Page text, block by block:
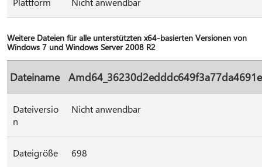
Weitere Dateien für alle unterstützten x64-basierten Versionen von
Windows 7 und Windows Server 2008 R2
Dateiname
Dateiversio
n
Nicht anwendbar
Dateigröße 698